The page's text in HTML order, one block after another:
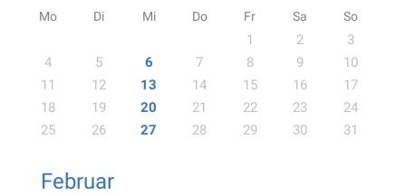
Mo Di Mi Do Fr Sa So
1 2
3
4
5 6 7 8 9
10
11
12 13 14 15 16
17
18
19 20 21 22 23
24
25
26 27 28 29 30 31
Februar